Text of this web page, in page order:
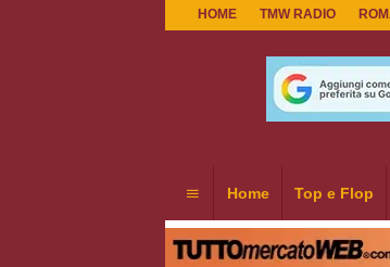
HOME TMW RADIO
Home Top e Flop